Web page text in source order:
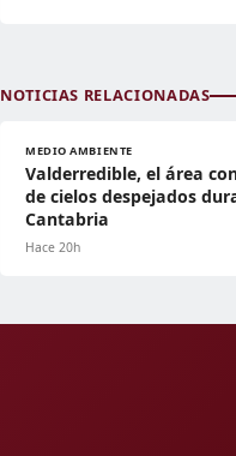
NOTICIAS RELACIONADAS
MEDIO AMBIENTE
Valderredible, el área
de cielos despejados
Cantabria
Hace 20h